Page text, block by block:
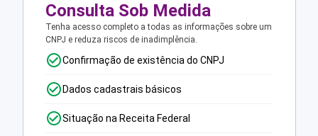
Consulta Sob Medida
Tenha acesso completo a todas as informações sobre um
CNPJ e reduza riscos de inadimplência.
Confirmação de existência do CNPJ
Dados cadastrais básicos
Situação na Receita Federal